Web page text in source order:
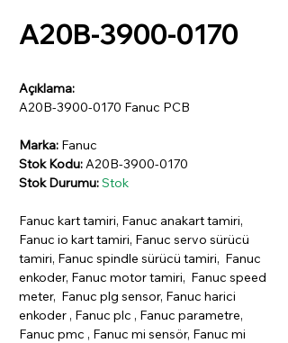
A20B-3900-0170
Açıklama:
A20B-3900-0170 Fanuc PCB
Marka: Fanuc
Stok Kodu:A20B-3900-0170
Stok Durumu:Stok
Fanuc kart tamiri, Fanuc anakart tamiri,
Fanuc io kart tamiri, Fanuc servo sürücü
tamiri, Fanuc spindle sürücü tamiri, Fanuc
enkoder, Fanuc motor tamiri, Fanuc speed
meter, Fanuc plg sensor, Fanuc harici
enkoder , Fanuc plc , Fanuc parametre,
Fanuc pmc , Fanuc mi sensör, Fanuc mi